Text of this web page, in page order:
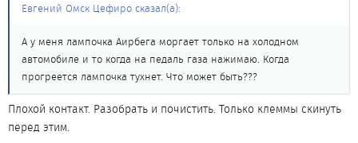
Евгений Омск Цефиро сказал(а):
А у меня лампочка Аирбега моргает только на холодном
автомобиле и то когда на педаль газа нажимаю. Когда
прогреется лампочка тухнет. Что может быть???
Плохой контакт. Разобрать и почистить. Только клеммы скинуть
перед этим.